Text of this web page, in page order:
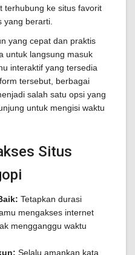
terhubung ke situs favorit
yang berarti.
yang cepat dan praktis
untuk langsung masuk
interaktif yang tersedia
tersebut, berbagai
salah satu opsi yang
untuk mengisi waktu
Situs
Tetapkan durasi
mengakses internet
mengganggu waktu
Selalu amankan kata